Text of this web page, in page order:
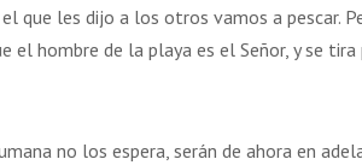
que les dijo a los otros vamos a pescar.
el hombre de la playa es el Señor, y se tira
no los espera, serán de ahora en